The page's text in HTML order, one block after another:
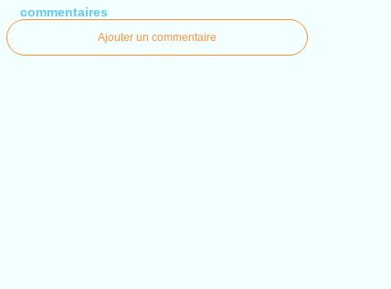
commentaires
Ajouter un commentaire